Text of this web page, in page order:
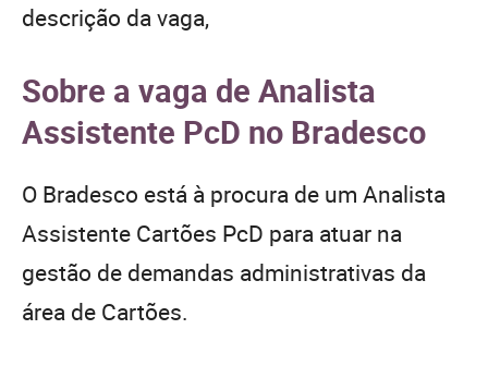
descrição da vaga,
Sobre a vaga de Analista
Assistente PcD no Bradesco
O Bradesco está à procura de um Analista
Assistente Cartões PcD para atuar na
gestão de demandas administrativas da
área de Cartões.